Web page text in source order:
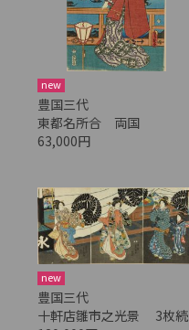
new
豊国三代
東都名所合 両国
63,000円
new
豊国三代
十軒店雛市之光景 3枚続